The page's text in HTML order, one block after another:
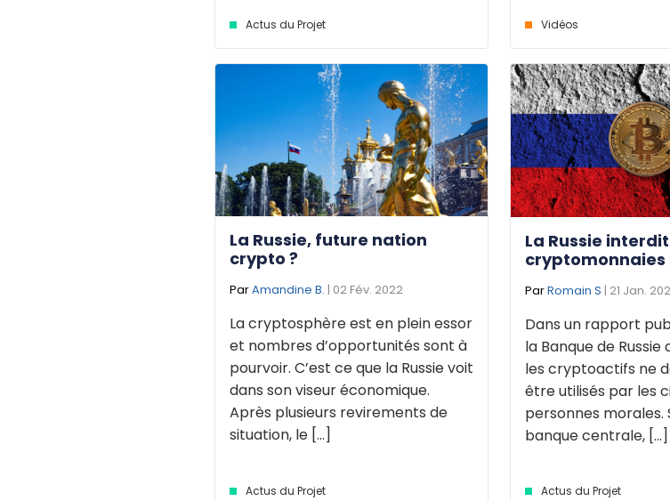
Actus du Projet Vidéos
La Russie, future nation
crypto ?
ParAmandine B. | 02 Fév. 2022
La cryptosphère est en plein essor
et nombres d’opportunités sont à
pourvoir. C’est ce que la Russie voit
dans son viseur économique.
Après plusieurs revirements de
situation, le [...]
Actus du Projet
La Russie
cryptomonnaies
ParRomain S | 21 Jan.
Dans un rapport
la Banque de Russie
les cryptoactifs ne
être utilisés par les
personnes morales.
banque centrale, [...]
Actus du Projet